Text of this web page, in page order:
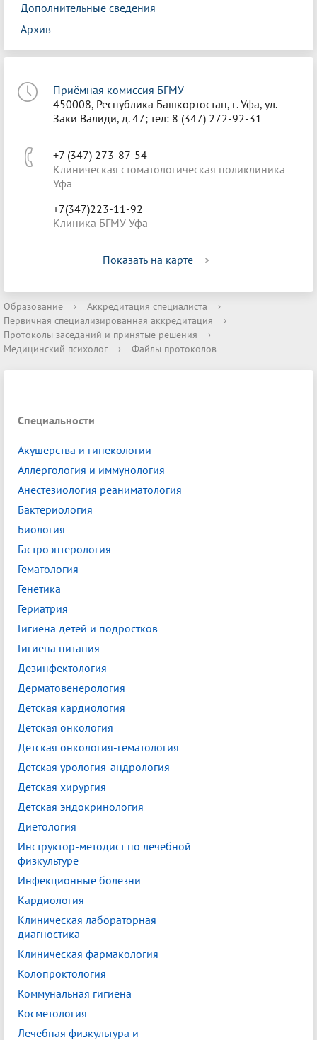
Дополнительные сведения
Архив
Приёмная комиссия БГМУ
450008, Республика Башкортостан, г. Уфа, ул.
Заки Валиди, д. 47; тел: 8 (347) 272-92-31
+7 (347) 273-87-54
Клиническая стоматологическая поликлиника
Уфа
+7(347)223-11-92
Клиника БГМУ Уфа
Показать на карте
Образование › Аккредитация специалиста
›
Первичная специализированная аккредитация
›
Протоколы заседаний и принятые решения
›
Медицинский психолог
› Файлы протоколов
Специальности
Акушерства и гинекологии
Аллергология и иммунология
Анестезиология реаниматология
Бактериология
Биология
Гастроэнтерология
Гематология
Генетика
Гериатрия
Гигиена детей и подростков
Гигиена питания
Дезинфектология
Дерматовенерология
Детская кардиология
Детская онкология
Детская онкология-гематология
Детская урология-андрология
Детская хирургия
Детская эндокринология
Диетология
Инструктор-методист по лечебной
физкультуре
Инфекционные болезни
Кардиология
Клиническая лабораторная
диагностика
Клиническая фармакология
Колопроктология
Коммунальная гигиена
Косметология
Лечебная физкультура и